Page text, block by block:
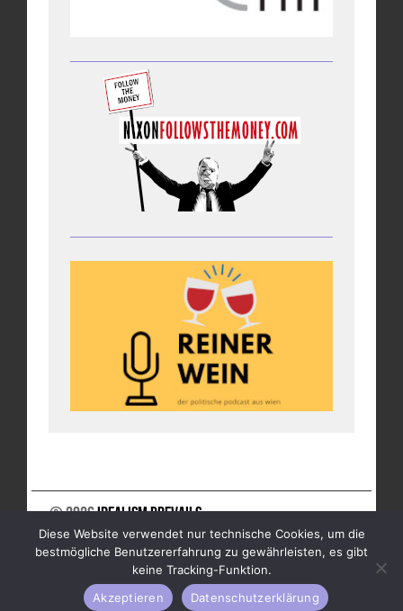
© 2026Idealism Prevails
UNTERSTÜTZE UNS
NEWSLETTER
IMPRESSUM
Diese Website verwendet nur technische Cookies, um die
bestmögliche Benutzererfahrung zu gewährleisten, es gibt
keine Tracking-Funktion.
Akzeptieren
Datenschutzerklärung